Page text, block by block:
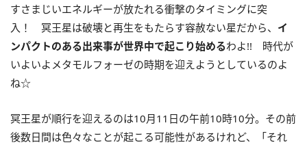
すさまじいエネルギーが放たれる衝撃のタイミングに突
入！ 冥王星は破壊と再生をもたらす容赦ない星だから、 イ
ンパクトのある出来事が世界中で起こり始めるわよ!! 時代が
いよいよメタモルフォーゼの時期を迎えようとしているのよ
ね☆
冥王星が順行を迎えるのは10月11日の午前10時10分。その前
後数日間は色々なことが起こる可能性があるけれど、「それ